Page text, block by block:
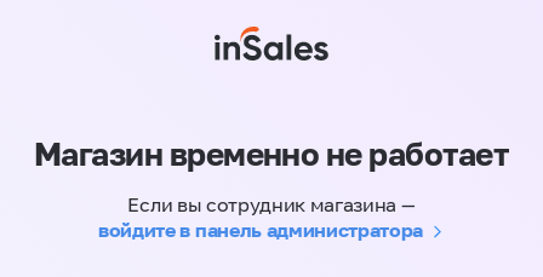
Магазин временно не работает
Если вы сотрудник магазина —
войдите в панель администратора